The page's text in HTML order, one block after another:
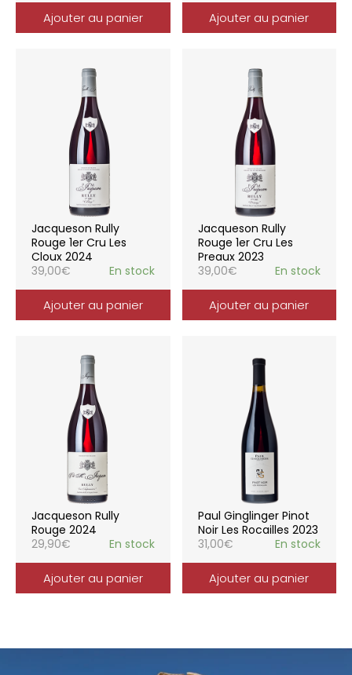
Ajouter au panier Ajouter au panier
Jacqueson Rully
Rouge 1er Cru Les
Cloux 2024
39,00€ En stock
Ajouter au panier
Jacqueson Rully
Rouge 1er Cru Les
Preaux 2023
39,00€ En stock
Ajouter au panier
Jacqueson Rully
Rouge 2024
29,90€ En stock
Ajouter au panier
Paul Ginglinger Pinot
Noir Les Rocailles 2023
31,00€ En stock
Ajouter au panier